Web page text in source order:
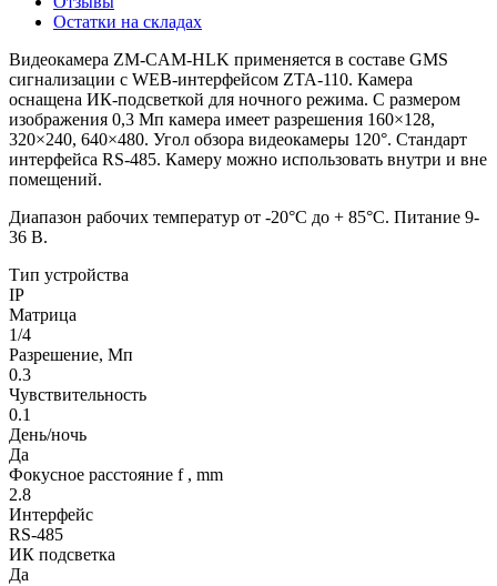
Остатки на складах
Видеокамера ZM-CAM-HLK применяется в составе GMS
сигнализации с WEB-интерфейсом ZTA-110. Камера
оснащена ИК-подсветкой для ночного режима. С размером
изображения 0,3 Мп камера имеет разрешения 160×128,
320×240, 640×480. Угол обзора видеокамеры 120°. Стандарт
интерфейса RS-485. Камеру можно использовать внутри и вне
помещений.
Диапазон рабочих температур от -20°С до + 85°С. Питание 9-
36 В.
Тип устройства
IP
Матрица
1/4
Разрешение, Мп
0.3
Чувствительность
0.1
День/ночь
Да
Фокусное расстояние f , mm
2.8
Интерфейс
RS-485
ИК подсветка
Да